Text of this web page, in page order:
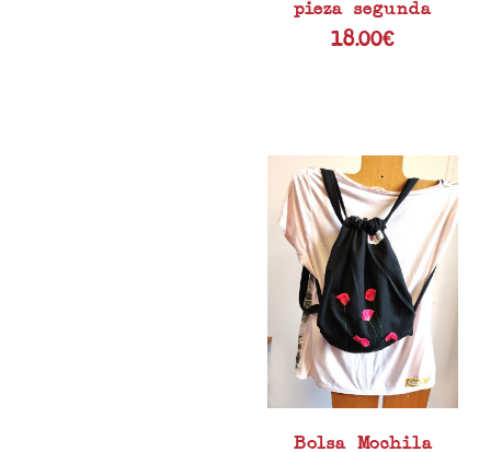
pieza segunda
18.00€
Bolsa Mochila